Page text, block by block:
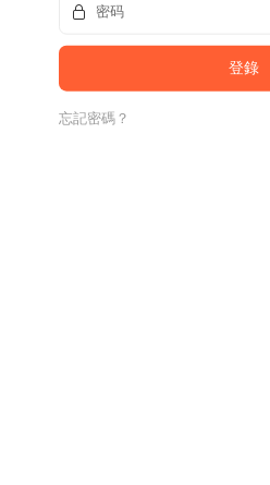
忘記密碼？